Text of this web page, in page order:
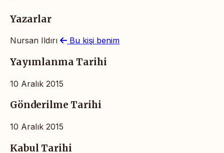
Yazarlar
Nursan Ildırı Bu kişi benim
Yayımlanma Tarihi
10 Aralık 2015
Gönderilme Tarihi
10 Aralık 2015
Kabul Tarihi